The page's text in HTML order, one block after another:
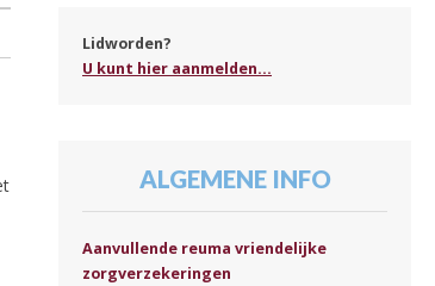
Lidworden?
U kunt hier aanmelden...
ALGEMENE INFO
Aanvullende reuma vriendelijke
zorgverzekeringen